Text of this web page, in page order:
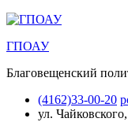
ГПОАУ
Благовещенский
(4162)33-00-20
ул.